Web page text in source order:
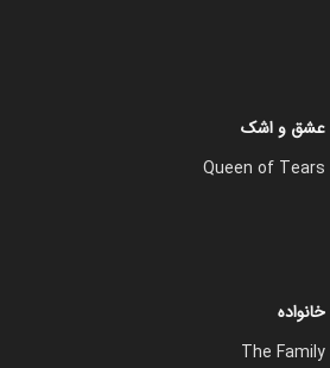
عشق و اشک
Queen of Tears
خانواده
The Family